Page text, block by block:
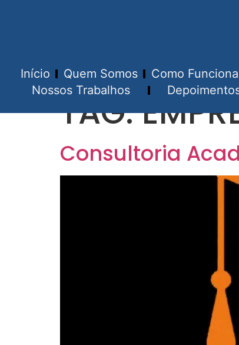
Início Quem Somos Como Funciona
Nossos Trabalhos
TAG:
Consultoria